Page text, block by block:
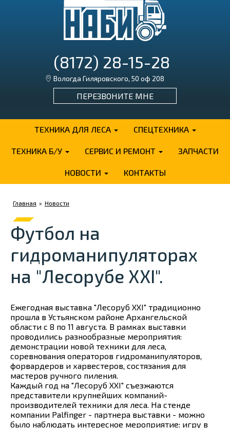
(8172) 28-15-28
Вологда Гиляровского, 50 оф 208
ПЕРЕЗВОНИТЕ МНЕ
ТЕХНИКА ДЛЯ ЛЕСА СПЕЦТЕХНИКА
ТЕХНИКА Б/У СЕРВИС И РЕМОНТ ЗАПЧАСТИ
НОВОСТИ КОНТАКТЫ
Главная » Новости
Футбол на
гидроманипуляторах
на "Лесорубе XXI".
Ежегодная выставка "Лесоруб XXI" традиционно
прошла в Устьянском районе Архангельской
области с 8 по 11 августа. В рамках выставки
проводились разнообразные мероприятия:
демонстрации новой техники для леса,
соревнования операторов гидроманипуляторов,
форвардеров и харвестеров, состязания для
мастеров ручного пиления.
Каждый год на "Лесоруб XXI" съезжаются
представители крупнейших компаний-
производителей техники для леса. На стенде
компании Palfinger - партнера выставки - можно
было наблюдать интересное мероприятие: игру в